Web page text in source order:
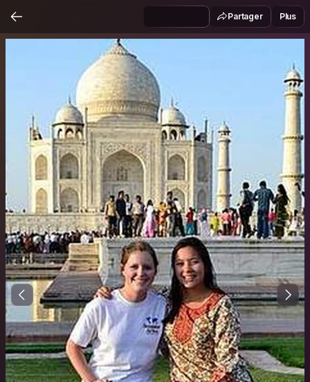
Partager Plus